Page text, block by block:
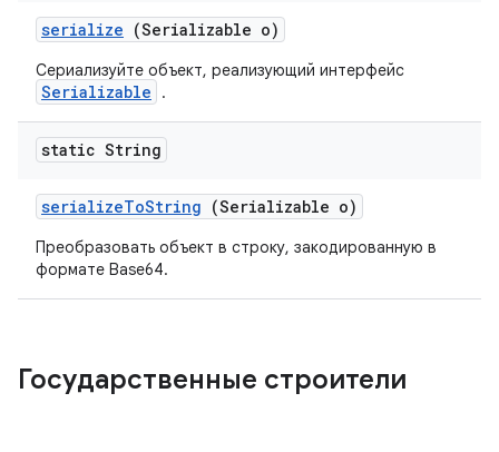
serialize (Serializable o)
Сериализуйте объект, реализующий интерфейс
Serializable .
static String
serializeToString (Serializable o)
Преобразовать объект в строку, закодированную в
формате Base64.
Государственные строители